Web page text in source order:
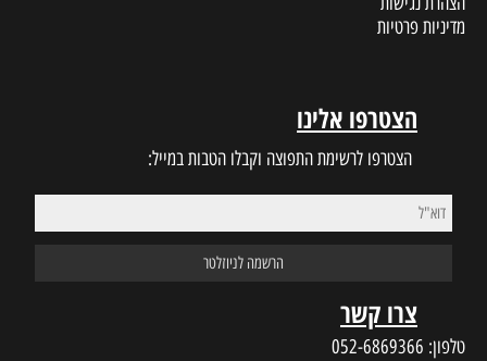
מדיניות פרטיות
הצטרפו אלינו
הצטרפו לרשימת התפוצה וקבלו הטבות במייל:
צרו קשר
טלפון: 052-6869366